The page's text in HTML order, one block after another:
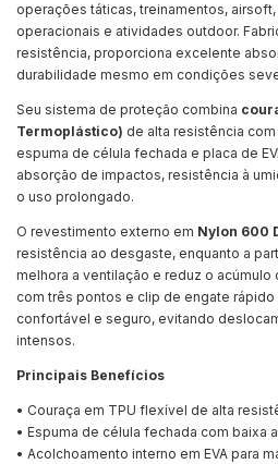
operações táticas, treinamentos,
operacionais e atividades outdoor.
resistência, proporciona excelente
durabilidade mesmo em condições
Seu sistema de proteção combina
Termoplástico) de alta resistência
espuma de célula fechada e placa de
absorção de impactos, resistência à
o uso prolongado.
O revestimento externo em Nylon 600
resistência ao desgaste, enquanto a
melhora a ventilação e reduz o acúmulo
com três pontos e clip de engate
confortável e seguro, evitando
intensos.
Principais Benefícios
• Couraça em TPU flexível de alta
• Espuma de célula fechada com baixa
• Acolchoamento interno em EVA para